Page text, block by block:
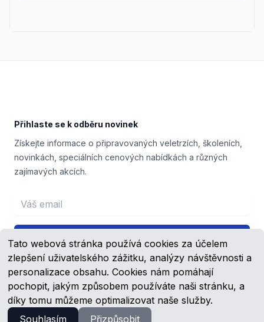
Tato webová stránka používá cookies za účelem
zlepšení uživatelského zážitku, analýzy návštěvnosti a
personalizace obsahu. Cookies nám pomáhají
pochopit, jakým způsobem používáte naši stránku, a
díky tomu můžeme optimalizovat naše služby.
Souhlasím
Přizpůsobit
Přihlaste se k odběru novinek
Získejte informace o připravovaných veletrzích, školeních,
novinkách, speciálních cenových nabídkách a různých
zajímavých akcích.
Email address
Přihlášení
FacebookYouTube